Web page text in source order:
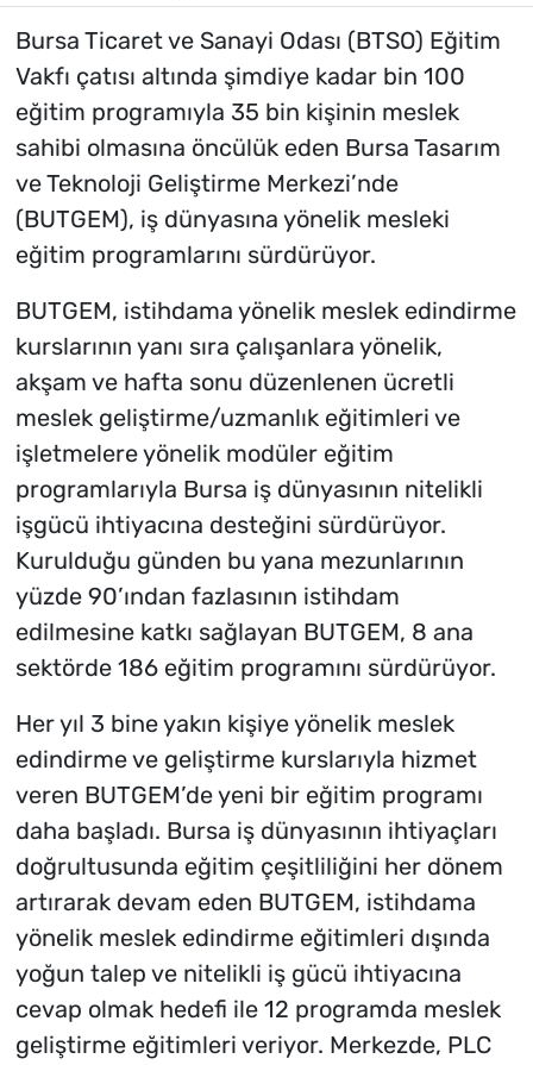
Bursa Ticaret ve Sanayi Odası (BTSO) Eğitim
Vakfı çatısı altında şimdiye kadar bin 100
eğitim programıyla 35 bin kişinin meslek
sahibi olmasına öncülük eden Bursa Tasarım
ve Teknoloji Geliştirme Merkezi’nde
(BUTGEM), iş dünyasına yönelik mesleki
eğitim programlarını sürdürüyor.
BUTGEM, istihdama yönelik meslek edindirme
kurslarının yanı sıra çalışanlara yönelik,
akşam ve hafta sonu düzenlenen ücretli
meslek geliştirme/uzmanlık eğitimleri ve
işletmelere yönelik modüler eğitim
programlarıyla Bursa iş dünyasının nitelikli
işgücü ihtiyacına desteğini sürdürüyor.
Kurulduğu günden bu yana mezunlarının
yüzde 90’ından fazlasının istihdam
edilmesine katkı sağlayan BUTGEM, 8 ana
sektörde 186 eğitim programını sürdürüyor.
Her yıl 3 bine yakın kişiye yönelik meslek
edindirme ve geliştirme kurslarıyla hizmet
veren BUTGEM’de yeni bir eğitim programı
daha başladı. Bursa iş dünyasının ihtiyaçları
doğrultusunda eğitim çeşitliliğini her dönem
artırarak devam eden BUTGEM, istihdama
yönelik meslek edindirme eğitimleri dışında
yoğun talep ve nitelikli iş gücü ihtiyacına
cevap olmak hedefi ile 12 programda meslek
geliştirme eğitimleri veriyor. Merkezde, PLC